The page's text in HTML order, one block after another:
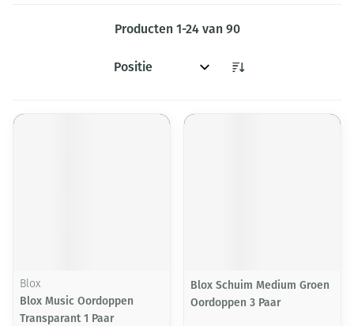
Producten 1-24van 90
Sorteer op:
Blox
Blox Music Oordoppen
Transparant 1 Paar
Blox Schuim Medium Groen
Oordoppen 3 Paar